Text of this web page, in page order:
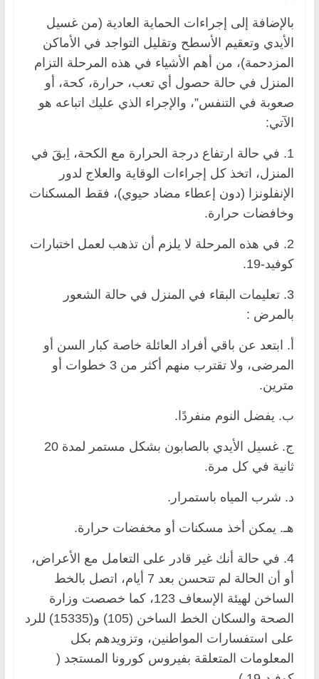
بالإضافة إلى إجراءات الحماية العادية (من غسيل
الأيدي وتعقيم الأسطح وتقليل التواجد في الأماكن
المزدحمة)، من أهم الأشياء في هذه المرحلة التزام
المنزل في حالة حصول أي تعب، حرارة، كحة، أو
صعوبة في التنفس”، والإجراء الذي عليك اتباعه هو
الآتي:
1. في حالة ارتفاع درجة الحرارة مع الكحة، اِبقَ في
المنزل، اتخذ كل إجراءات الوقاية والعلاج لدور
الإنفلونزا (دون إعطاء مضاد حيوي)، فقط المسكنات
وخافضات حرارة.
2. في هذه المرحلة لا يلزم أن تذهب لعمل اختبارات
كوفيد-19.
3. تعليمات البقاء في المنزل في حالة الشعور
بالمرض :
أ. ابتعد عن باقي أفراد العائلة خاصة كبار السن أو
المرضى، ولا تقترب منهم أكثر من 3 خطوات أو
مترين.
ب. يفضل النوم منفردًا.
ج. غسيل الأيدي بالصابون بشكل مستمر لمدة 20
ثانية في كل مرة.
د. شرب المياه باستمرار.
هـ. يمكن أخذ مسكنات أو مخفضات حرارة.
4. في حالة أنك غير قادر على التعامل مع الأعراض،
أو أن الحالة لم تتحسن بعد 7 أيام، اتصل بالخط
الساخن لهيئة الإسعاف 123، كما خصصت وزارة
الصحة والسكان الخط الساخن (105) و(15335) للرد
على استفسارات المواطنين، وتزويدهم بكل
المعلومات المتعلقة بفيروس كورونا المستجد (